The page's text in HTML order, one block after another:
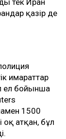
тек Иран
қазір де
ғимараттар
ел бойынша
1500
оқ атқан, бұл